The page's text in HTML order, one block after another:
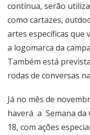
contínua, serão
como cartazes, o
artes específicas
a logomarca da
Também está
rodas de conversas
Já no mês de
haverá a Semana da
18, com ações